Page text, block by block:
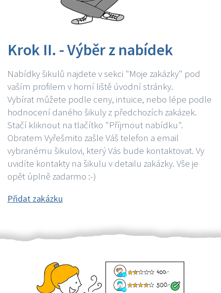
Krok II. - Výběr z nabídek
Nabídky šikulů najdete v sekci "Moje zakázky" pod
vaším profilem v horní liště úvodní stránky.
Vybírat můžete podle ceny, intuice, nebo lépe podle
hodnocení daného šikuly z předchozích zakázek.
Stačí kliknout na tlačítko "Příjmout nabídku".
Obratem Vyřešmito zašle Váš telefon a email
vybranému šikulovi, který Vás bude kontaktovat. Vy
uvidíte kontakty na šikulu v detailu zakázky. Vše je
opět úplně zadarmo :-)
Přidat zakázku